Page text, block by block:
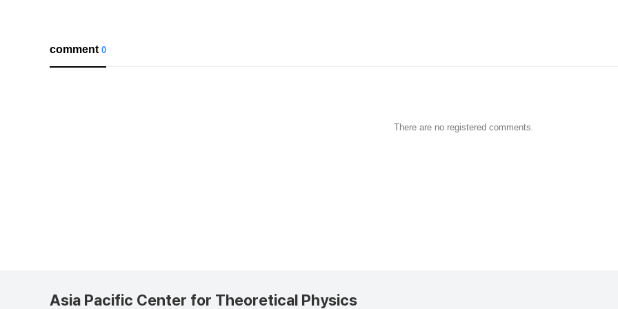
comment0
There are no registered comments.
Asia Pacific Center for Theoretical Physics